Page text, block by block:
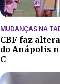
MUDANÇAS NA
CBF faz
do Anápolis
C